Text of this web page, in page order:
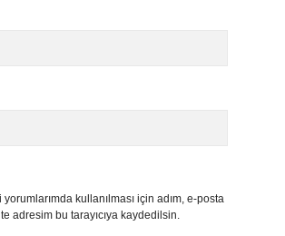
kullanılması için adım, e-posta
adresim bu tarayıcıya kaydedilsin.